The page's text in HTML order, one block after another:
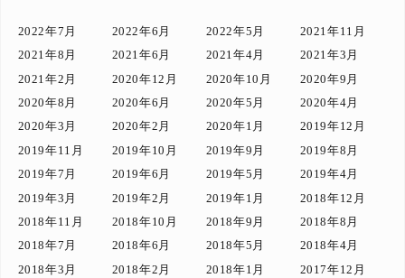
2022年7月 2022年6月 2022年5月
2021年11月
2021年8月
2021年6月 2021年4月
2021年3月
2021年2月
2020年12月 2020年10月
2020年9月
2020年8月
2020年6月 2020年5月
2020年4月
2020年3月
2020年2月 2020年1月
2019年12月
2019年11月
2019年10月 2019年9月
2019年8月
2019年7月
2019年6月 2019年5月
2019年4月
2019年3月
2019年2月 2019年1月
2018年12月
2018年11月
2018年10月 2018年9月
2018年8月
2018年7月
2018年6月 2018年5月
2018年4月
2018年3月
2018年2月 2018年1月
2017年12月